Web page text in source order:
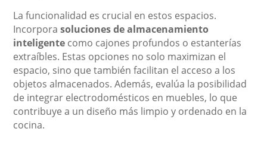
La funcionalidad es crucial en estos espacios.
Incorporasoluciones de almacenamiento
inteligente como cajones profundos o estanterías
extraíbles. Estas opciones no solo maximizan el
espacio, sino que también facilitan el acceso a los
objetos almacenados. Además, evalúa la posibilidad
de integrar electrodomésticos en muebles, lo que
contribuye a un diseño más limpio y ordenado en la
cocina.